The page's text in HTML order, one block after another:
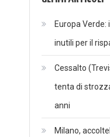
Europa
inutili per il
Cessalto
tenta di
anni
Milano,